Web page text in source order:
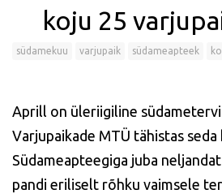
koju 25
südamekuu varjupaik südameapteek
Aprill on üleriigiline
Varjupaikade MTÜ tähistas
Südameapteegiga juba
pandi eriliselt rõhku vaimsele